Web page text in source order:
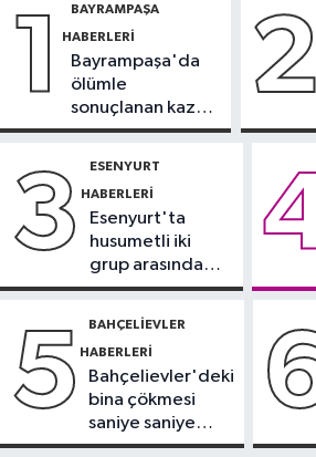
yıllık birikimi
Güncel
Oğlu Hunter
ama sınırsız
1 BAYRAMPAŞA
HABERLERI
Bayrampaşa'da
ölümle
sonuçlanan kaza:
Sürücü
2
3 ESENYURT
HABERLERI
Esenyurt'ta
husumetli iki
grup arasında
silahlı kavga
5 BAHÇELIEVLER
HABERLERI
Bahçelievler'deki
bina çökmesi
saniye saniye
görüntülendi